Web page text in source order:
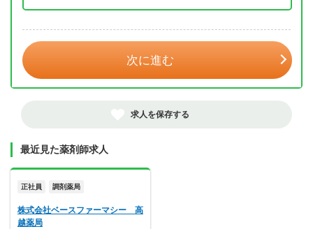
次に進む
求人を保存する
最近見た薬剤師求人
正社員 調剤薬局
株式会社ベースファーマシー 高
越薬局